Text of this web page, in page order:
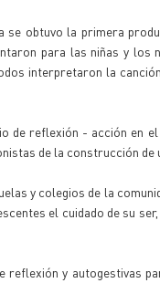
se obtuvo la primera
para las niñas y los
interpretaron la
de reflexión - acción en
de la construcción de
y colegios de la
el cuidado de su
y autogestivas